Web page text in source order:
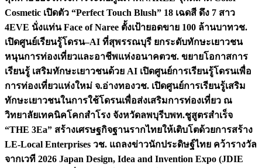
Cosmetic เปิดตัว “Perfect Touch Blush” 18 เฉดสี ดึง 7 สาว
4EVE นั่งแท่น Face of Naree ตั้งเป้ายอดขาย 100 ล้านบาทวช.
เปิดศูนย์เรียนรู้โดรน–AI ที่สุพรรณบุรี ยกระดับทักษะเยาวชน
หนุนการท่องเที่ยวและอาชีพแห่งอนาคตวช. ขยายโอกาสการ
เรียนรู้ เสริมทักษะเยาวชนด้วย AI เปิดศูนย์การเรียนรู้โดรนเพื่อ
การท่องเที่ยวแห่งใหม่ จ.อ่างทองวช. เปิดศูนย์การเรียนรู้เสริม
ทักษะเยาวชนในการใช้โดรนเพื่อส่งเสริมการท่องเที่ยว ณ
วิทยาลัยเทคนิคโคกสำโรง จังหวัดลพบุรีบพท.ชูสูตรสำเร็จ
“THE 3Ea” สร้างเศรษฐกิจฐานรากไทยให้เติบโตด้วยการสร้าง
LE-Local Enterprises วช. แถลงข่าวนักประดิษฐ์ไทย คว้ารางวัล
จากเวที 2026 Japan Design, Idea and Invention Expo (JDIE